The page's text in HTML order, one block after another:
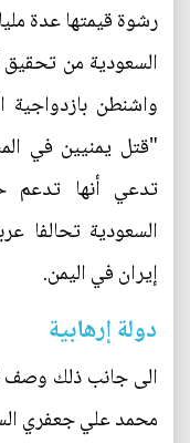
رشوة قيمتها عدة
السعودية من
واشنطن بازدواجية
"قتل يمنيين في
تدعي أنها تدعم
السعودية تحالفا
إيران في اليمن.
دولة إرهابية
الى جانب ذلك وصف
محمد علي جعفري